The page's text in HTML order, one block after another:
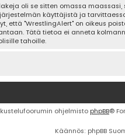
oli se sitten omassa maassasi,
käyttäjistä ja
että "WrestlingAlert" on oikeus
Tätä tietoa ei anneta
tahoille.
ohjelmisto phpBB®
Käännös: phpBB